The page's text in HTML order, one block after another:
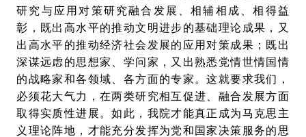
研究与应用对策研究融合发展、相辅相成、相得益
彰，既出高水平的推动文明进步的基础理论成果，又
出高水平的推动经济社会发展的应用对策成果；既出
深谋远虑的思想家、学问家，又出熟悉党情世情国情
的战略家和各领域、各方面的专家。这就要求我们，
必须花大气力，在两类研究相互促进、融合发展方面
取得实质性进展。如此，我院才能真正成为马克思主
义理论阵地，才能充分发挥为党和国家决策服务的思